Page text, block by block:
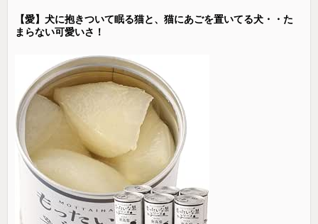
【愛】犬に抱きついて眠る猫と、猫にあごを置いてる犬・・た
まらない可愛いさ！